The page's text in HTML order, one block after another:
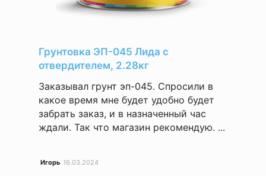
Грунтовка ЭП-045 Лида с
отвердителем, 2.28кг
Заказывал грунт эп-045. Спросили в
какое время мне будет удобно будет
забрать заказ, и в назначенный час
ждали. Так что магазин рекомендую. ...
Игорь 16.03.2024